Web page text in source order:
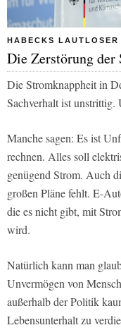
HABECKS LAUTLOSER
Die Zerstörung
Die Stromknappheit in
Sachverhalt ist unstrittig.
Manche sagen: Es ist
rechnen. Alles soll
genügend Strom. Auch
großen Pläne fehlt. E-
die es nicht gibt, mit
wird.
Natürlich kann man
Unvermögen von
außerhalb der Politik
Lebensunterhalt zu